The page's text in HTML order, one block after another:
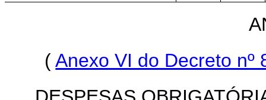
(Anexo VI do Decreto